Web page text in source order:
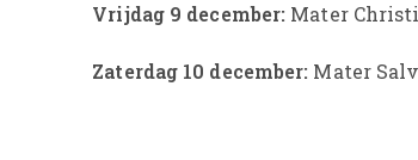
Vrijdag 9 december: Mater
Zaterdag 10 december: Mater